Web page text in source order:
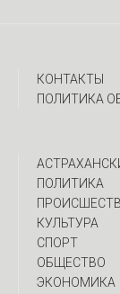
КОНТАКТЫ
ПОЛИТИКА
ПОЛИТИКА
КУЛЬТУРА
СПОРТ
ОБЩЕСТВО
ЭКОНОМИКА